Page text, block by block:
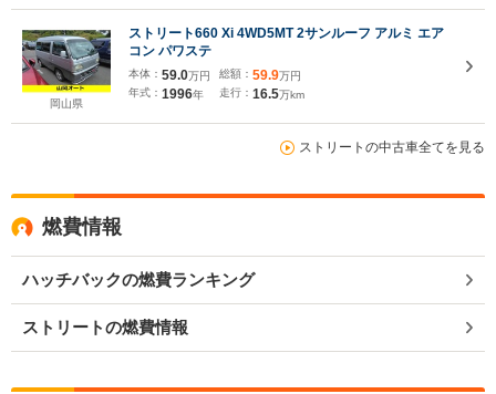
岡山県
ストリート660 Xi 4WD5MT 2サンルーフ アルミ エア
コン パワステ
本体： 59.0万円
年式： 1996年
総額： 59.9万円
走行： 16.5万km
ストリートの中古車全てを見る
燃費情報
ハッチバックの燃費ランキング
ストリートの燃費情報